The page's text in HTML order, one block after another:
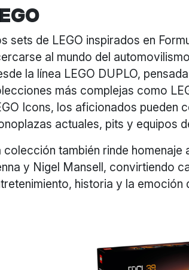
sets de LEGO inspirados en
al mundo del
la línea LEGO DUPLO,
más complejas como
Icons, los aficionados pueden
actuales, pits y equipos
colección también rinde
y Nigel Mansell, convirtiendo
historia y la emoción